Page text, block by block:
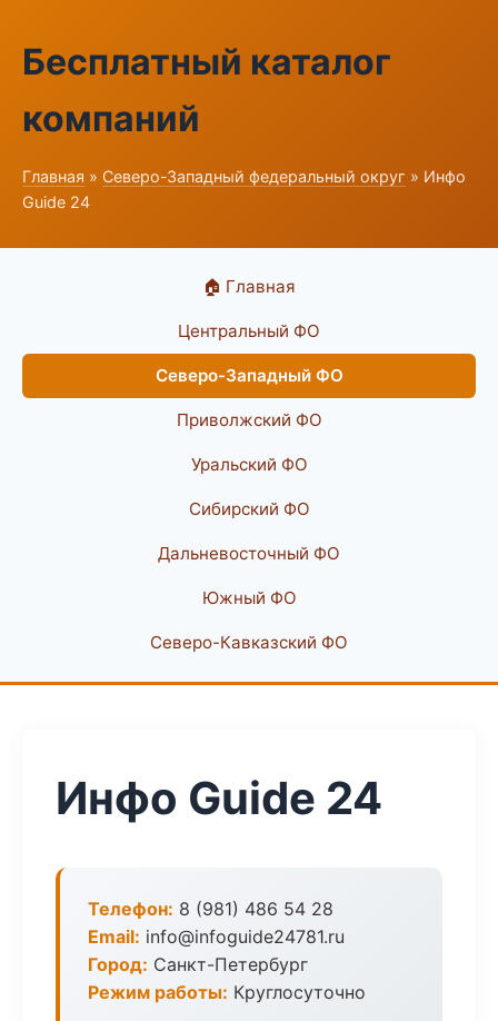
Бесплатный каталог
компаний
Главная » Северо-Западный федеральный округ » Инфо
Guide 24
🏠 Главная
Центральный ФО
Северо-Западный ФО
Приволжский ФО
Уральский ФО
Сибирский ФО
Дальневосточный ФО
Южный ФО
Северо-Кавказский ФО
Инфо Guide 24
Телефон: 8 (981) 486 54 28
Email: info@infoguide24781.ru
Город: Санкт-Петербург
Режим работы: Круглосуточно